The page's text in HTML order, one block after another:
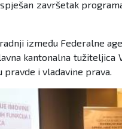
završetak
između Federalne
kantonalna
i vladavine prava.